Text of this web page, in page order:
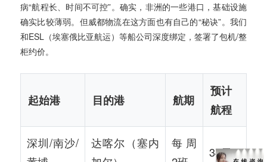
病“航程长、时间不可控”。确实，非洲的一些港口，基础设施
确实比较薄弱。但威都物流在这方面也有自己的“秘诀”。我们
和ESL（埃塞俄比亚航运）等船公司深度绑定，签署了包机/整
柜约价。
起始港 目的港 航期
预计
航程
深圳/南沙/
达喀尔（塞内
每周
34天